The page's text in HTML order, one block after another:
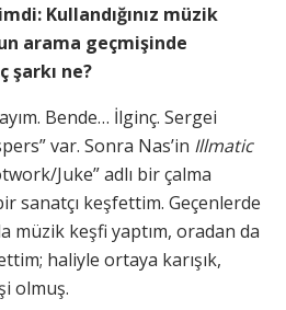
Kullandığınız müzik
arama geçmişinde
şarkı ne?
Bende… İlginç. Sergei
var. Sonra Nas’in Illmatic
Juke” adlı bir çalma
sanatçı keşfettim. Geçenlerde
müzik keşfi yaptım, oradan da
haliyle ortaya karışık,
olmuş.